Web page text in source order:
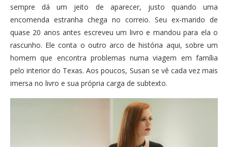
sempre dá um jeito de aparecer, justo quando uma
encomenda estranha chega no correio. Seu ex-marido de
quase 20 anos antes escreveu um livro e mandou para ela o
rascunho. Ele conta o outro arco de história aqui, sobre um
homem que encontra problemas numa viagem em família
pelo interior do Texas. Aos poucos, Susan se vê cada vez mais
imersa no livro e sua própria carga de subtexto.